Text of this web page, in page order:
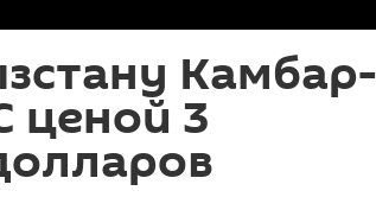
Камбар-
ценой 3